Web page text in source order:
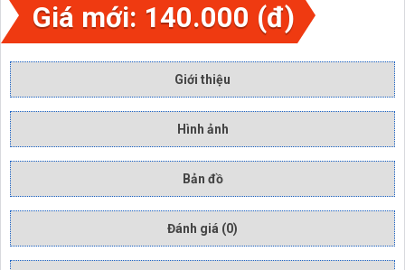
Giá mới: 140.000 (đ)
Giới thiệu
Hình ảnh
Bản đồ
Đánh giá (0)